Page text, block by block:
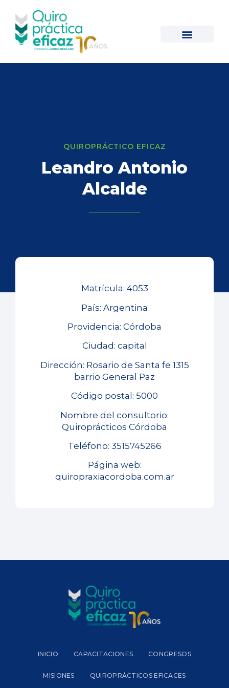
QUIROPRÁCTICO EFICAZ
Leandro Antonio
Alcalde
Matrícula: 4053
País: Argentina
Providencia: Córdoba
Ciudad: capital
Dirección: Rosario de Santa fe 1315
barrio General Paz
Código postal: 5000
Nombre del consultorio:
Quiroprácticos Córdoba
Teléfono: 3515745266
Página web:
quiropraxiacordoba.com.ar
INICIO CAPACITACIONES CONGRESOS
MISIONES QUIROPRÁCTICOS EFICACES